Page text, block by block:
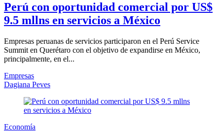
Perú con oportunidad comercial por US$
9.5 mllns en servicios a México
Empresas peruanas de servicios participaron en el Perú Service
Summit en Querétaro con el objetivo de expandirse en México,
principalmente, en el...
Empresas
Dagiana Peves
Economía